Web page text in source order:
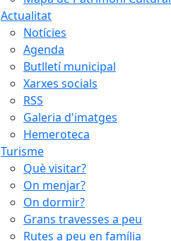
Actualitat
Notícies
Agenda
Butlletí municipal
Xarxes socials
RSS
Galeria d'imatges
Hemeroteca
Turisme
Què visitar?
On menjar?
On dormir?
Grans travesses a peu
Rutes a peu en família